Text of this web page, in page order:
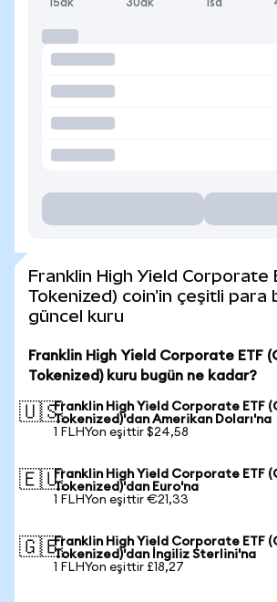
15dk 30dk 1sa
Franklin High Yield Corporate
Tokenized) coin'in çeşitli para
güncel kuru
Franklin High Yield Corporate ETF
Tokenized) kuru bugün ne kadar?
🇺🇸Franklin High Yield Corporate ETF
Tokenized)'dan Amerikan Doları'na
1 FLHYon eşittir $24,58
🇪🇺Franklin High Yield Corporate ETF
Tokenized)'dan Euro'na
1 FLHYon eşittir €21,33
🇬🇧Franklin High Yield Corporate ETF
Tokenized)'dan İngiliz Sterlini'na
1 FLHYon eşittir £18,27